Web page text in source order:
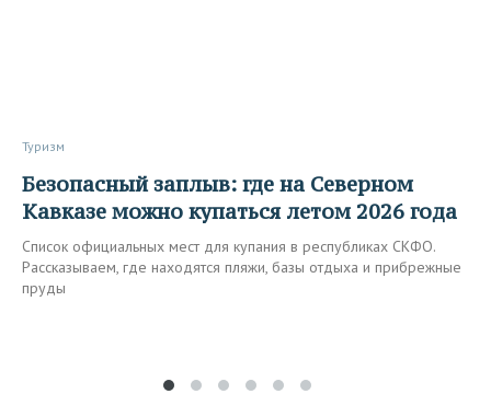
Туризм
Безопасный заплыв: где на Северном
Кавказе можно купаться летом 2026 года
Список официальных мест для купания в республиках СКФО.
Рассказываем, где находятся пляжи, базы отдыха и прибрежные
пруды